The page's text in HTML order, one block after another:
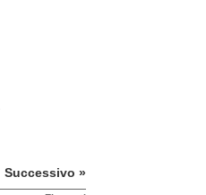
Successivo »